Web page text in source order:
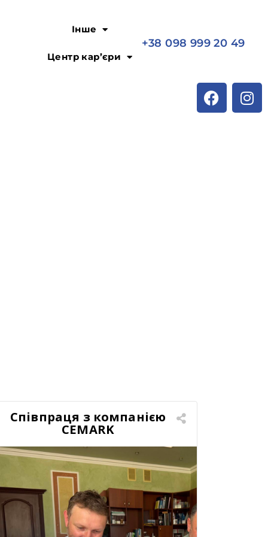
Інше
Центр кар’єри
+38 098 999 20 49
Співпраця з компанією
CEMARK